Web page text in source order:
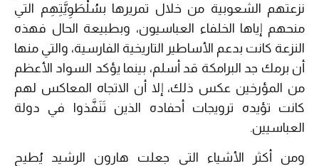
نزعتهم الشعوبية من خلال تمريرها بسُلْطَوِيَّتِهِم التي
منحهم إياها الخلفاء العباسيون، وبطبيعة الحال فهذه
النزعة كانت بدعم الأساطير التاريخية الفارسية، والتي منها
أن برمك جد البرامكة قد أسلم، بينما يؤكد السواد الأعظم
من المؤرخين عكس ذلك، إلا أن الاتجاه المعاكس لهم
كانت تؤيده ترويجات أحفاده الذين تَنَفَّذوا في دولة
العباسيين.
ومن أكثر الأشياء التي جعلت هارون الرشيد يُطيح